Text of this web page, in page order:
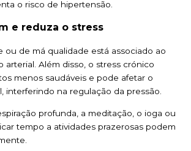
o risco de hipertensão.
e reduza o stress
ou de má qualidade está associado ao
arterial. Além disso, o stress crónico
menos saudáveis e pode afetar o
interferindo na regulação da pressão.
profunda, a meditação, o ioga ou
tempo a atividades prazerosas podem